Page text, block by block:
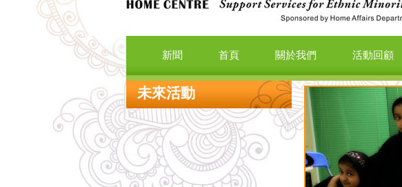
新聞 首頁 關於我們 活動回顧
未來活動